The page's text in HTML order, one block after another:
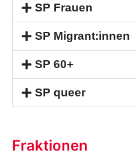
SP Frauen
SP Migrant:innen
SP 60+
SP queer
Fraktionen